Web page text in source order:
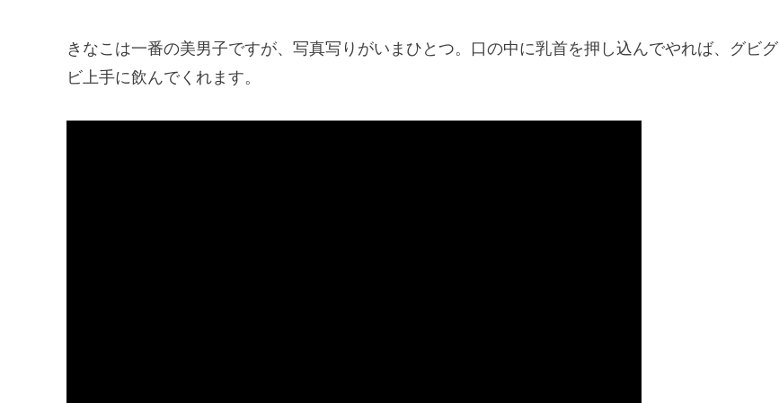
きなこは一番の美男子ですが、写真写りがいまひとつ。口の中に乳首を押し込んでやれば、グビグ
ビ上手に飲んでくれます。